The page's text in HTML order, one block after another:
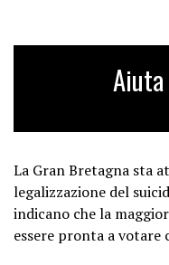
La Gran Bretagna sta
legalizzazione del
indicano che la
essere pronta a